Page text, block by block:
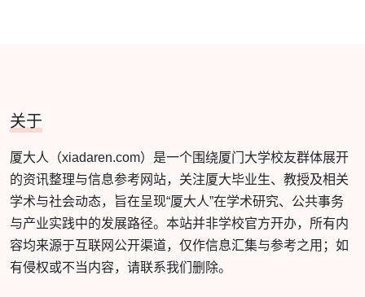
关于
厦大人（xiadaren.com）是一个围绕厦门大学校友群体展开
的资讯整理与信息参考网站，关注厦大毕业生、教授及相关
学术与社会动态，旨在呈现“厦大人”在学术研究、公共事务
与产业实践中的发展路径。本站并非学校官方开办，所有内
容均来源于互联网公开渠道，仅作信息汇集与参考之用；如
有侵权或不当内容，请联系我们删除。